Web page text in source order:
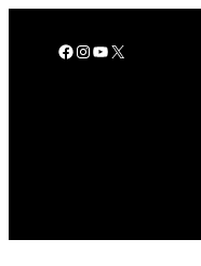
Facebook InstagramYouTube X